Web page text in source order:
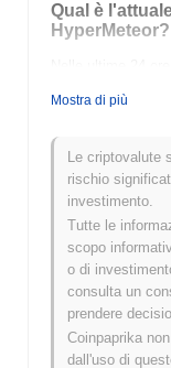
Qual è
HyperMeteor?
HyperMeteor?
Massimo Storico
Minimo Storico
HyperMeteor è
suo ATH .
Come si sta
mercato
Mostra di più
Le criptovalute
rischio
investimento.
Tutte le
scopo
o di
consulta un
prendere
Coinpaprika
dall'uso di